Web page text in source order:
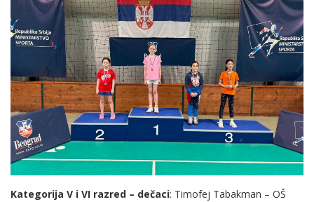
Kategorija V i VI razred – dečaci: Timofej Tabakman – OŠ